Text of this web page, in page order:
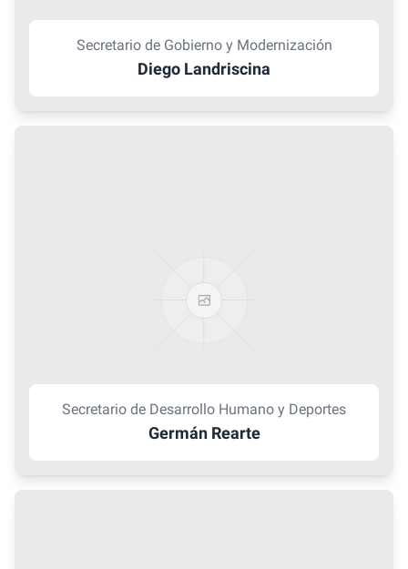
Secretario de Gobierno y Modernización
Diego Landriscina
Secretario de Desarrollo Humano y Deportes
Germán Rearte